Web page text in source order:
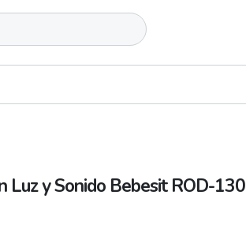
Luz y Sonido Bebesit ROD-130